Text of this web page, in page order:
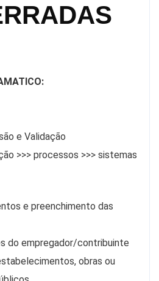
e Validação
>>> processos >>> sistemas
e preenchimento das
do empregador/contribuinte
obras ou